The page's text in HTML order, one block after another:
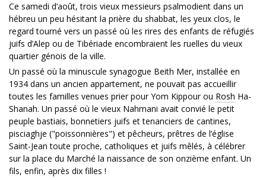
Ce samedi d’août, trois vieux messieurs psalmodient dans un
hébreu un peu hésitant la prière du shabbat, les yeux clos, le
regard tourné vers un passé où les rires des enfants de réfugiés
juifs d’Alep ou de Tibériade encombraient les ruelles du vieux
quartier génois de la ville.
Un passé où la minuscule synagogue Beith Mer, installée en
1934 dans un ancien appartement, ne pouvait pas accueillir
toutes les familles venues prier pour Yom Kippour ou Rosh Ha-
Shanah. Un passé où le vieux Nahmani avait convié le petit
peuple bastiais, bonnetiers juifs et tenanciers de cantines,
pisciaghje ("poissonnières") et pêcheurs, prêtres de l’église
Saint-Jean toute proche, catholiques et juifs mêlés, à célébrer
sur la place du Marché la naissance de son onzième enfant. Un
fils, enfin, après dix filles !